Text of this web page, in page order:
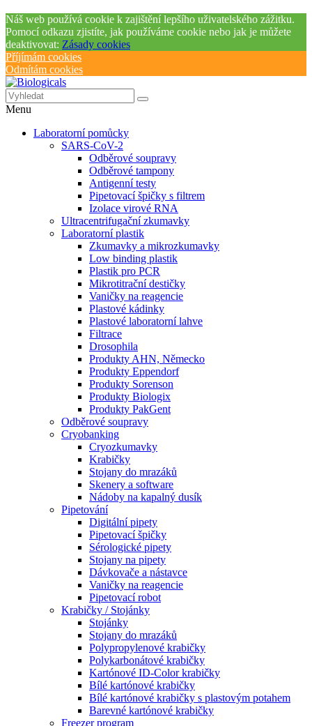
Náš web používá cookie k zajištění lepšího uživatelského zážitku.
Pomocí odkazu zjistíte, jak používáme cookie nebo jak je můžete
deaktivovat: Zásady cookies
Příjímám cookies
Odmítám cookies
Menu
Laboratorní pomůcky
SARS-CoV-2
Odběrové soupravy
Odběrové tampony
Antigenní testy
Pipetovací špičky s filtrem
Izolace virové RNA
Ultracentrifugační zkumavky
Laboratorní plastik
Zkumavky a mikrozkumavky
Low binding plastik
Plastik pro PCR
Mikrotitrační destičky
Vaničky na reagencie
Plastové kádinky
Plastové laboratorní lahve
Filtrace
Drosophila
Produkty AHN, Německo
Produkty Eppendorf
Produkty Sorenson
Produkty Biologix
Produkty PakGent
Odběrové soupravy
Cryobanking
Cryozkumavky
Krabičky
Stojany do mrazáků
Skenery a software
Nádoby na kapalný dusík
Pipetování
Digitální pipety
Pipetovací špičky
Sérologické pipety
Stojany na pipety
Dávkovače a nástavce
Vaničky na reagencie
Pipetovací robot
Krabičky / Stojánky
Stojánky
Stojany do mrazáků
Polypropylenové krabičky
Polykarbonátové krabičky
Kartónové ID-Color krabičky
Bílé kartónové krabičky
Bílé kartónové krabičky s plastovým potahem
Barevné kartónové krabičky
Freezer program